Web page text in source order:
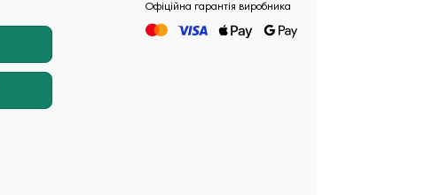
Офіційна гарантія виробника